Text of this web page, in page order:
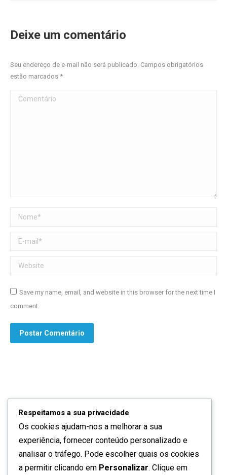
Deixe um comentário
Seu endereço de e-mail não será publicado. Campos obrigatórios
estão marcados *
Comentário
Nome *
E-mail *
Website
Save my name, email, and website in this browser for the next time I
comment.
Postar Comentário
Quem somos
Contactos
Respeitamos a sua privacidade
Os cookies ajudam-nos a melhorar a sua
experiência, fornecer conteúdo personalizado e
analisar o tráfego. Pode escolher quais os cookies
a permitir clicando em Personalizar. Clique em